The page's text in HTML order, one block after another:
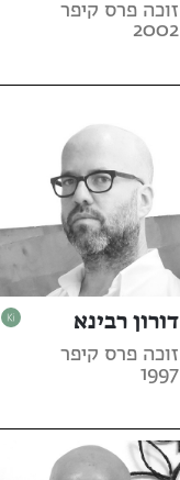
זוכה פרס קיפר
2002
דורון רבינא
זוכה פרס קיפר
1997